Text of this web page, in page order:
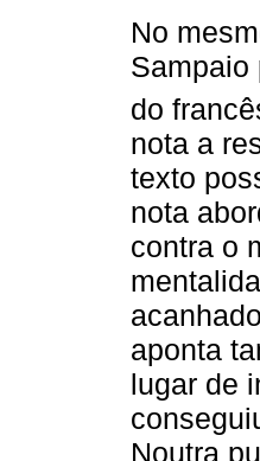
No
do
nota a
texto
nota
contra o
aponta
lugar de
Noutra